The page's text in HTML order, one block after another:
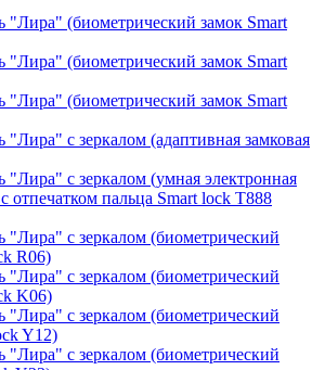
"Лира" (биометрический замок Smart
"Лира" (биометрический замок Smart
"Лира" (биометрический замок Smart
"Лира" с зеркалом (адаптивная замковая
"Лира" с зеркалом (умная электронная
отпечатком пальца Smart lock T888
"Лира" с зеркалом (биометрический
R06)
"Лира" с зеркалом (биометрический
K06)
"Лира" с зеркалом (биометрический
Y12)
"Лира" с зеркалом (биометрический